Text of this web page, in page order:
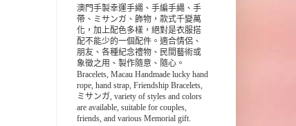
澳門手製幸運手繩、手編手繩、手
帶、ミサンガ、飾物，款式千變萬
化，加上配色多樣，絕對是衣服搭
配不能少的一個配件。適合情侶、
朋友、各種紀念禮物、民間藝術或
象徵之用、製作隨意、隨心。
Bracelets, Macau Handmade lucky hand
rope, hand strap, Friendship Bracelets,
ミサンガ, variety of styles and colors
are available, suitable for couples,
friends, and various Memorial gift.